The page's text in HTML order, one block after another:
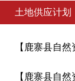
土地供应计划